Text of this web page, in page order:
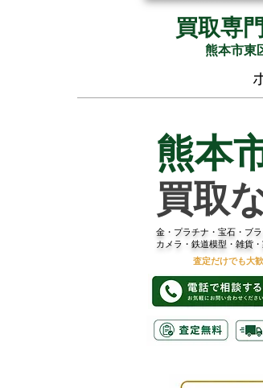
買取専
熊本市東
熊本
買取
金・プラチナ・宝石・ブ
カメラ・鉄道模型・雑貨
査定だけでも大